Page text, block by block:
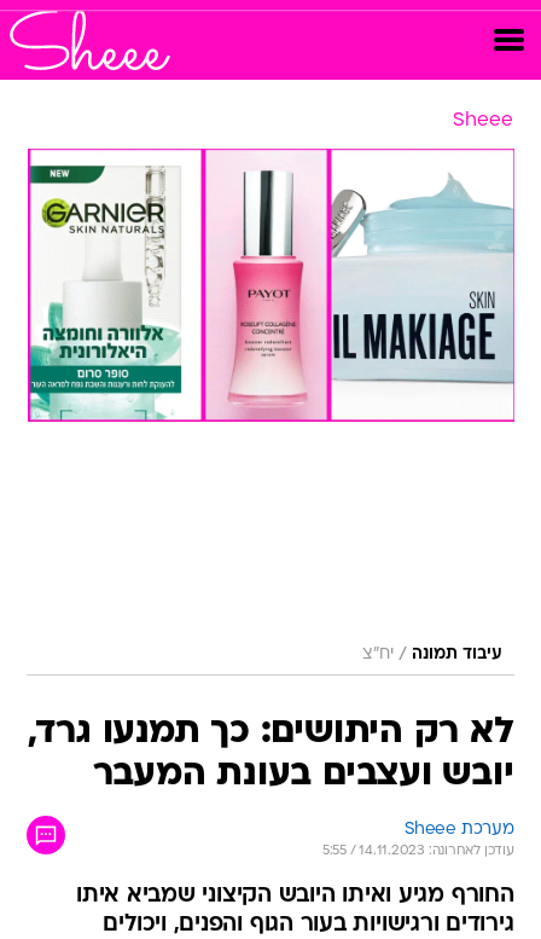
Sheee
עיבוד תמונה / יח"צ
לא רק היתושים: כך תמנעו גרד,
יובש ועצבים בעונת המעבר
מערכת Sheee
עודכן לאחרונה: 14.11.2023 / 5:55
החורף מגיע ואיתו היובש הקיצוני שמביא איתו
גירודים ורגישויות בעור הגוף והפנים, ויכולים